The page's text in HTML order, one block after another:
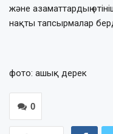
және азаматтардың
нақты тапсырмалар
фото: ашық дерек
0